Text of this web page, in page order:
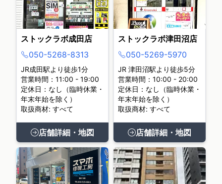
ストックラボ成田店
050-5268-8313
JR成田駅より徒歩1分
営業時間：11:00 - 19:00
定休日：なし（臨時休業・
年末年始を除く）
取扱商材: すべて
店舗詳細・地図
ストックラボ津田沼店
050-5269-5970
JR 津田沼駅より徒歩5分
営業時間：10:00 - 20:00
定休日：なし（臨時休業・
年末年始を除く）
取扱商材: すべて
店舗詳細・地図